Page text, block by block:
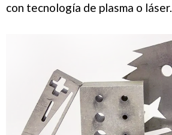
con tecnología de plasma o láser.